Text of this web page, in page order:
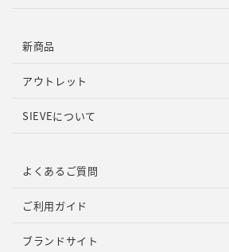
新商品
アウトレット
SIEVEについて
よくあるご質問
ご利用ガイド
ブランドサイト